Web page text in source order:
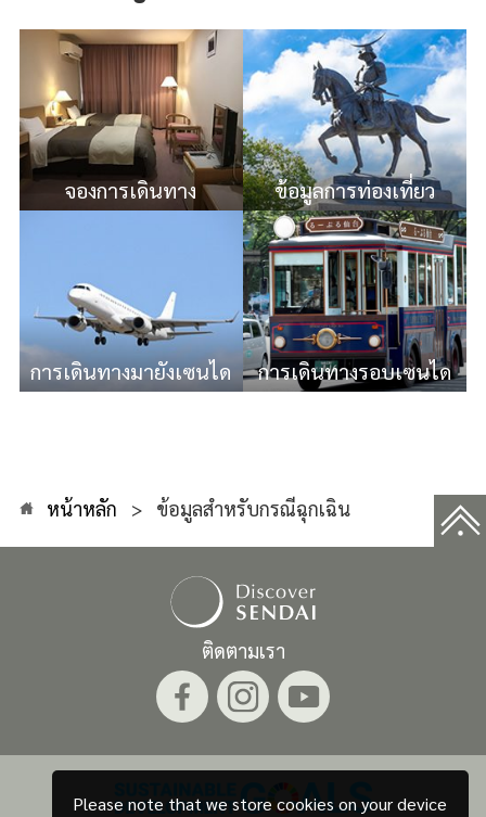
Please note that we store cookies on your device
จองการเดินทาง ข้อมูลการท่องเที่ยว
การเดินทางมายังเซนได การเดินทางรอบเซนได
หน้าหลัก ข้อมูลสำหรับกรณีฉุกเฉิน
ติดตามเรา